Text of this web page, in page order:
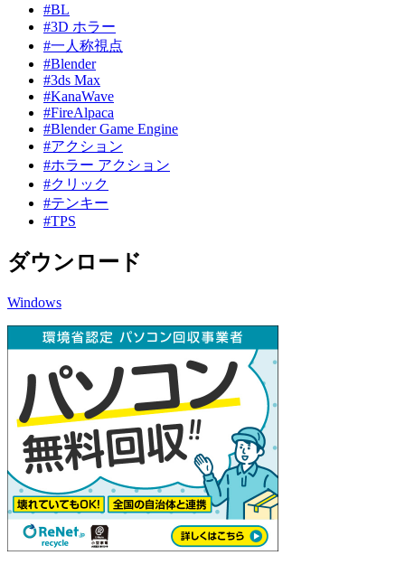
#BL
#3D ホラー
#一人称視点
#Blender
#3ds Max
#KanaWave
#FireAlpaca
#Blender Game Engine
#アクション
#ホラー アクション
#クリック
#テンキー
#TPS
ダウンロード
Windows